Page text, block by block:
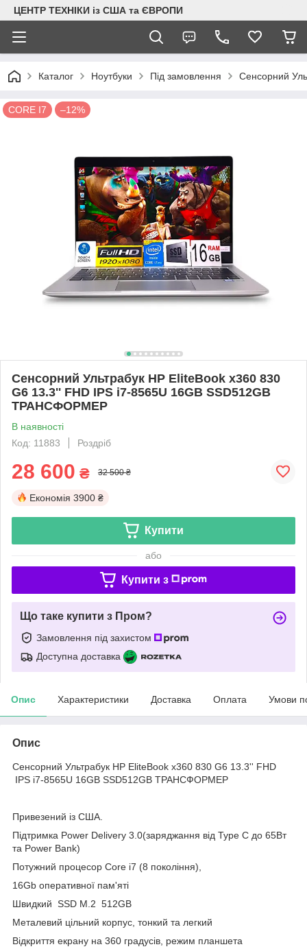
ЦЕНТР ТЕХНІКИ із США та ЄВРОПИ
Каталог Ноутбуки Під замовлення Сенсорний
СORE I7 –12%
Сенсорний Ультрабук HP EliteBook x360 830
G6 13.3'' FHD IPS i7-8565U 16GB SSD512GB
ТРАНСФОРМЕР
В наявності
Код: 11883
Роздріб
28 600 ₴ 32 500 ₴
Економія 3900 ₴
Купити
або
Купити з
Що таке купити з Пром?
Замовлення під захистом
Доступна доставка
Опис Характеристики Доставка Оплата Умови
Опис
Сенсорний Ультрабук HP EliteBook x360 830 G6 13.3'' FHD
IPS i7-8565U 16GB SSD512GB ТРАНСФОРМЕР
Привезений із США.
Підтримка Power Delivery 3.0(заряджання від Type C до 65Вт
та Power Bank)
Потужний процесор Core i7 (8 покоління),
16Gb оперативної пам'яті
Швидкий SSD M.2 512GB
Металевий цільний корпус, тонкий та легкий
Відкриття екрану на 360 градусів, режим планшета